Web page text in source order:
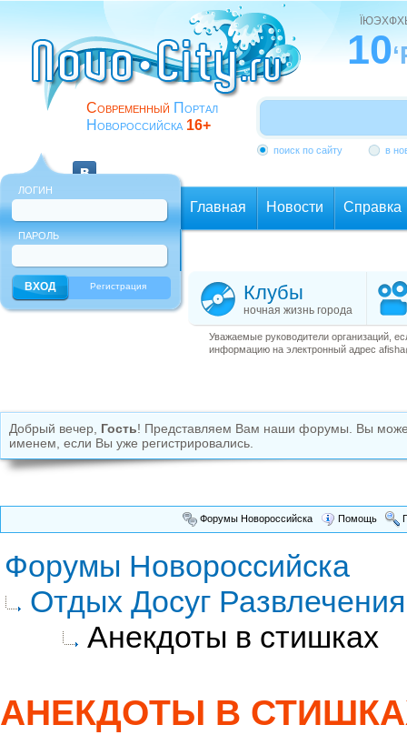
Современный Портал
Новороссийска 16+
10
поиск по сайту в
ЛОГИН
ПАРОЛЬ
Регистрация
Главная Новости Справка
Клубы
ночная жизнь города
Уважаемые руководители организаций,
информацию на электронный адрес
Добрый вечер, Гость! Представляем Вам наши форумы. Вы
именем, если Вы уже регистрировались.
Форумы Новороссийска Помощь
Форумы Новороссийска
Отдых Досуг Развлечения
Анекдоты в стишках
АНЕКДОТЫ В